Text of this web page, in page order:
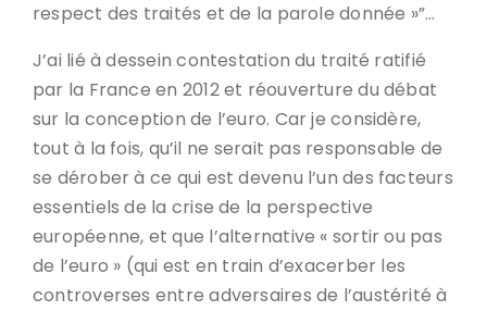
respect des traités et de la parole donnée »”…
J’ai lié à dessein contestation du traité ratifié
par la France en 2012 et réouverture du débat
sur la conception de l’euro. Car je considère,
tout à la fois, qu’il ne serait pas responsable de
se dérober à ce qui est devenu l’un des facteurs
essentiels de la crise de la perspective
européenne, et que l’alternative « sortir ou pas
de l’euro » (qui est en train d’exacerber les
controverses entre adversaires de l’austérité à